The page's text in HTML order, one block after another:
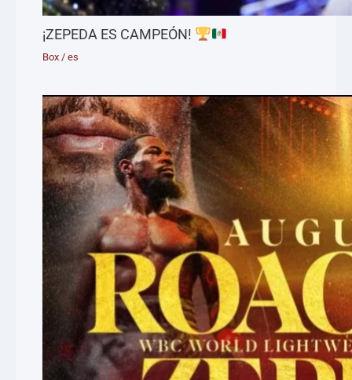
¡ZEPEDA ES CAMPEÓN!
Box /es